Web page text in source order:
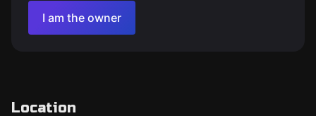
I am the owner
Location